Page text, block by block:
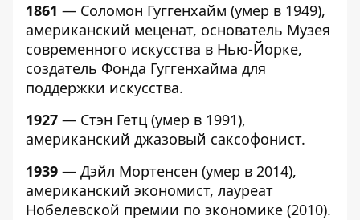
1861 — Соломон Гуггенхайм (умер в 1949),
американский меценат, основатель Музея
современного искусства в Нью-Йорке,
создатель Фонда Гуггенхайма для
поддержки искусства.
1927 — Стэн Гетц (умер в 1991),
американский джазовый саксофонист.
1939 — Дэйл Мортенсен (умер в 2014),
американский экономист, лауреат
Нобелевской премии по экономике (2010).